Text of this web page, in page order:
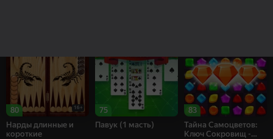
80 16+
Нарды длинные и
короткие
75
Павук (1 масть)
83
Тайна Самоцветов:
Ключ Сокровищ -